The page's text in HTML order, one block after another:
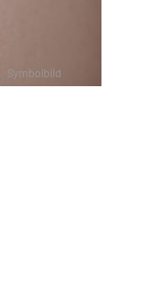
Symbolbild